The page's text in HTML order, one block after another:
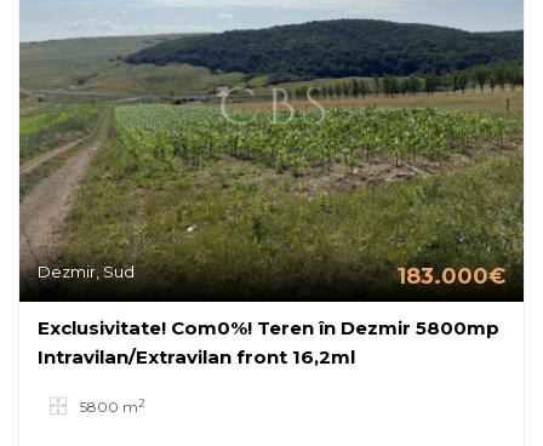
Dezmir, Sud 183.000€
Exclusivitate! Com0%! Teren în Dezmir 5800mp
Intravilan/Extravilan front 16,2ml
5800 m2